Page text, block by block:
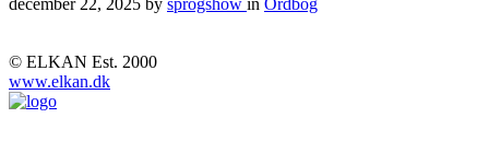
december 22, 2025 by sprogshow in Ordbog
© ELKAN Est. 2000
www.elkan.dk